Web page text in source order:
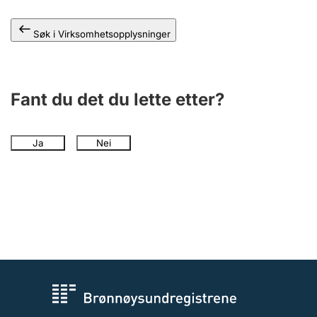
Søk i Virksomhetsopplysninger
Fant du det du lette etter?
Ja Nei